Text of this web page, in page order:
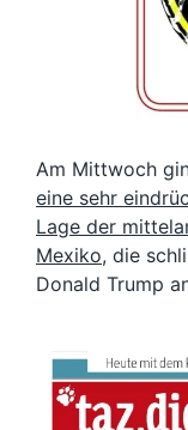
Am Mittwoch
eine sehr
Lage der
Mexiko, die
Donald Trump